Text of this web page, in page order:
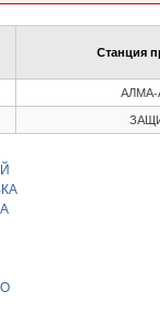
Станция
АЛМА-